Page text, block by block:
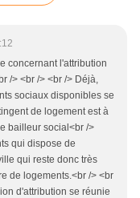
concernant l'attribution
/> <br /> <br /> Déjà,
sociaux disponibles se
de logement est à
bailleur social<br />
qui dispose de
qui reste donc très
de logements.<br /> <br
d'attribution se réunie